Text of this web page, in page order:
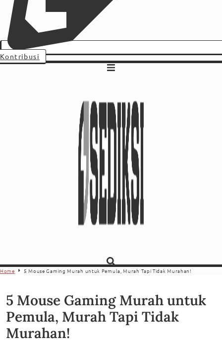
Kontribusi
Home 5 Mouse Gaming Murah untuk Pemula, Murah Tapi Tidak Murahan!
5 Mouse Gaming Murah untuk
Pemula, Murah Tapi Tidak
Murahan!